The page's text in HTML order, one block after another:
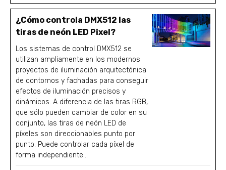
¿Cómo controla DMX512 las
tiras de neón LED Pixel?
Los sistemas de control DMX512 se
utilizan ampliamente en los modernos
proyectos de iluminación arquitectónica
de contornos y fachadas para conseguir
efectos de iluminación precisos y
dinámicos. A diferencia de las tiras RGB,
que sólo pueden cambiar de color en su
conjunto, las tiras de neón LED de
píxeles son direccionables punto por
punto. Puede controlar cada píxel de
forma independiente...